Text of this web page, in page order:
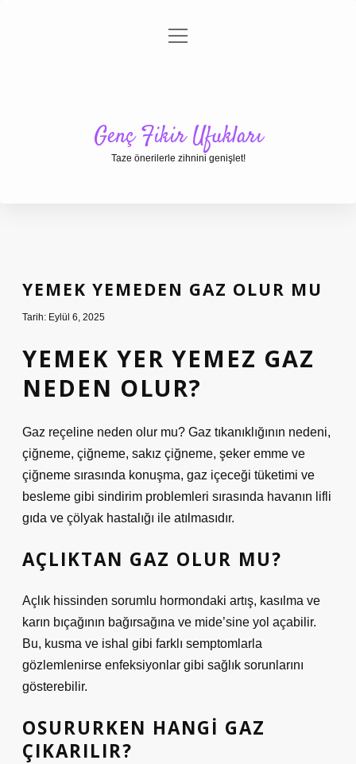
Gizlilik Politikası
menüyü
Genç Fikir Ufukları
Taze önerilerle zihnini genişlet!
YEMEK YEMEDEN GAZ OLUR MU
Tarih: Eylül 6, 2025
YEMEK YER YEMEZ GAZ
NEDEN OLUR?
Gaz reçeline neden olur mu? Gaz tıkanıklığının nedeni,
çiğneme, çiğneme, sakız çiğneme, şeker emme ve
çiğneme sırasında konuşma, gaz içeceği tüketimi ve
besleme gibi sindirim problemleri sırasında havanın lifli
gıda ve çölyak hastalığı ile atılmasıdır.
AÇLIKTAN GAZ OLUR MU?
Açlık hissinden sorumlu hormondaki artış, kasılma ve
karın bıçağının bağırsağına ve mide’sine yol açabilir.
Bu, kusma ve ishal gibi farklı semptomlarla
gözlemlenirse enfeksiyonlar gibi sağlık sorunlarını
gösterebilir.
OSURURKEN HANGI GAZ
ÇIKARILIR?